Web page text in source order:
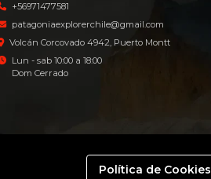
+56971477581
patagoniaexplorerchile@gmail.com
Volcán Corcovado 4942, Puerto Montt
Lun - sab 10:00 a 18:00
Dom Cerrado
Política de Cookies